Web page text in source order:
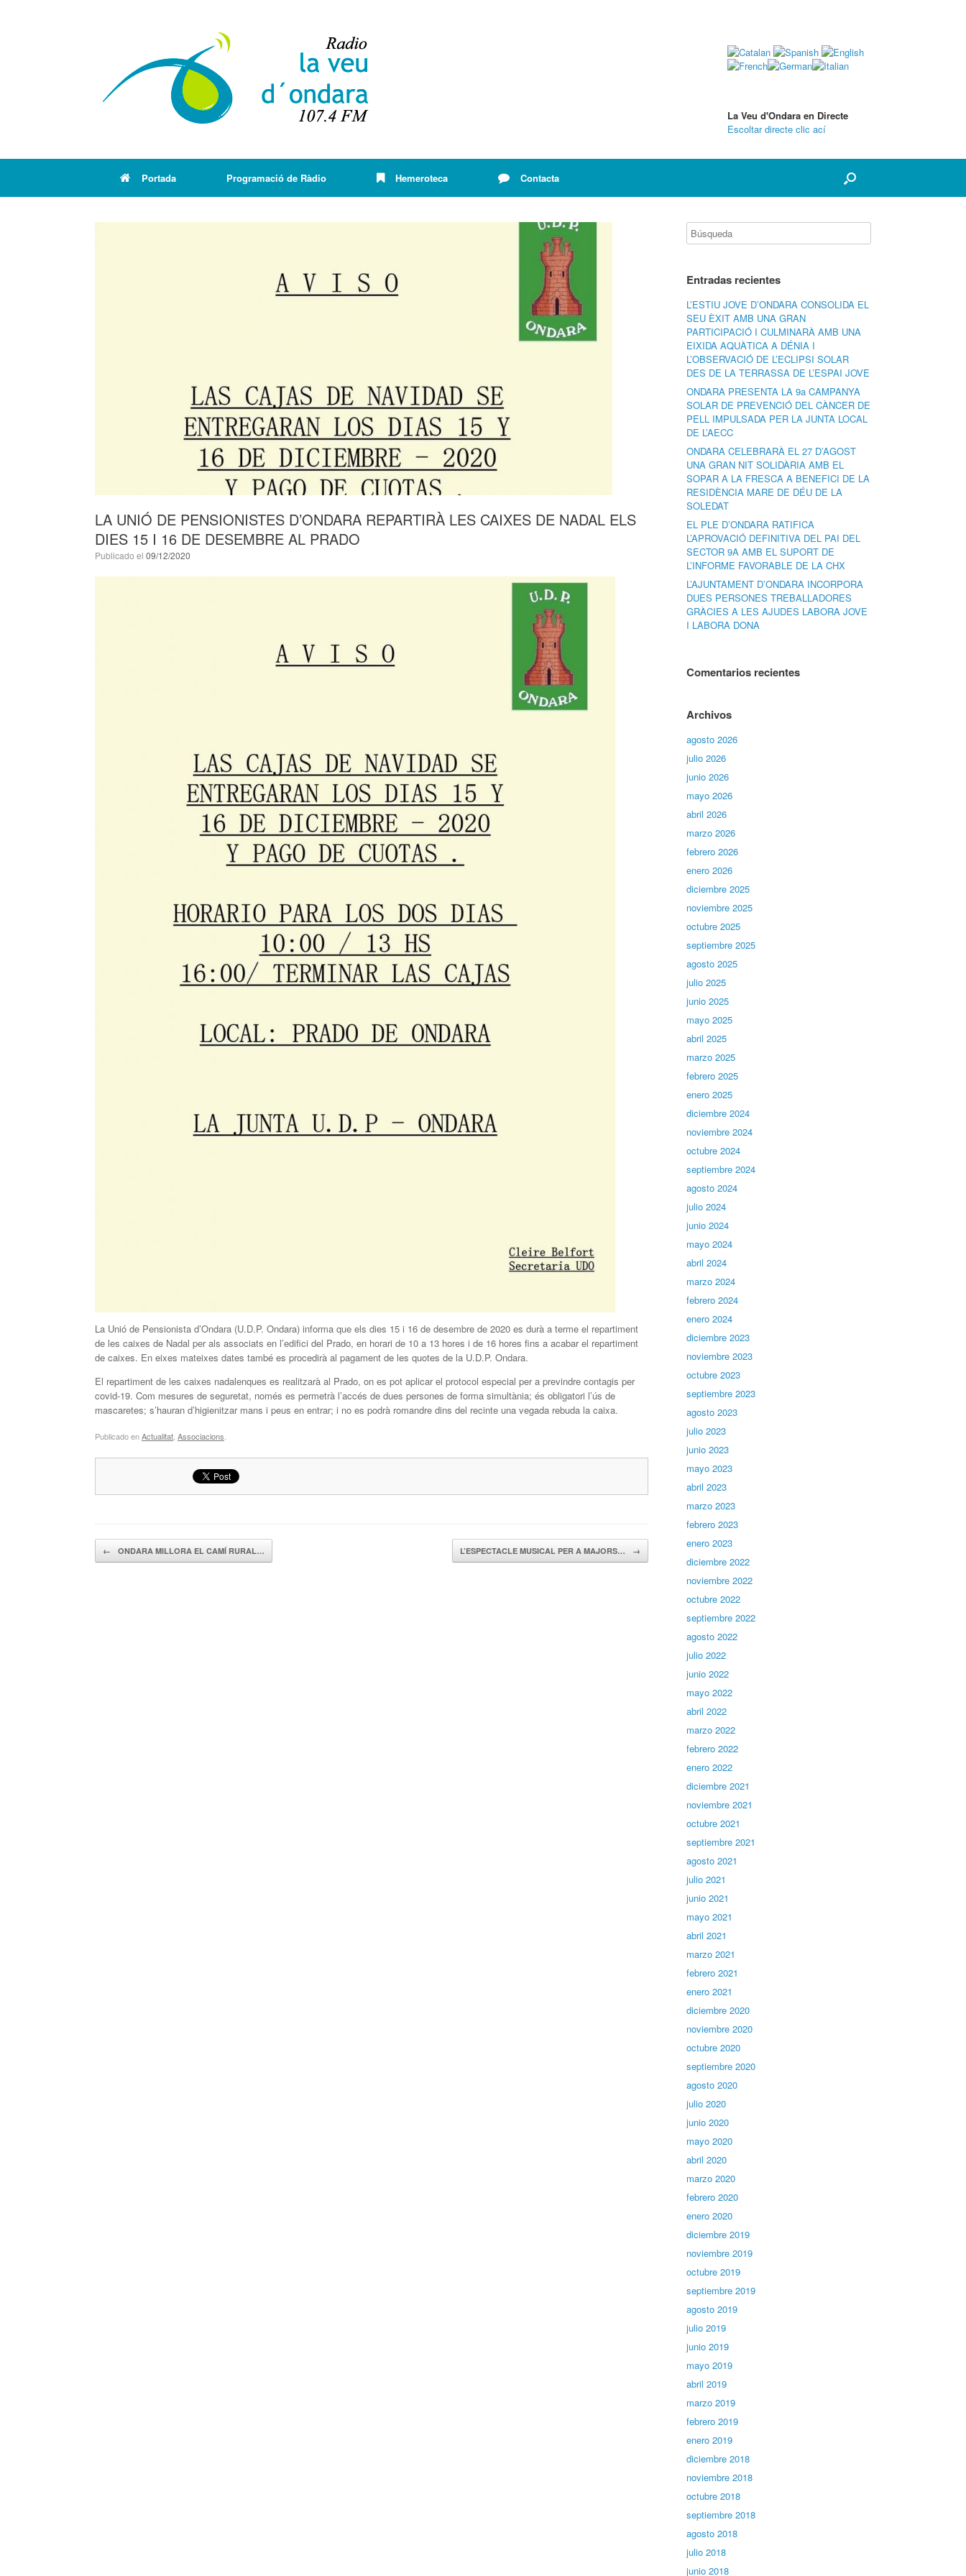
La Veu d'Ondara en Directe
Escoltar directe clic ací
Portada Programació de Ràdio Hemeroteca Contacta
LA UNIÓ DE PENSIONISTES D’ONDARA REPARTIRÀ LES CAIXES DE NADAL ELS
DIES 15 I 16 DE DESEMBRE AL PRADO
Publicado el 09/12/2020
La Unió de Pensionista d’Ondara (U.D.P. Ondara) informa que els dies 15 i 16 de desembre de 2020 es durà a terme el repartiment
de les caixes de Nadal per als associats en l’edifici del Prado, en horari de 10 a 13 hores i de 16 hores fins a acabar el repartiment
de caixes. En eixes mateixes dates també es procedirà al pagament de les quotes de la U.D.P. Ondara.
El repartiment de les caixes nadalenques es realitzarà al Prado, on es pot aplicar el protocol especial per a previndre contagis per
covid-19. Com mesures de seguretat, només es permetrà l’accés de dues persones de forma simultània; és obligatori l’ús de
mascaretes; s’hauran d’higienitzar mans i peus en entrar; i no es podrà romandre dins del recinte una vegada rebuda la caixa.
Publicado enActualitat Associacions
Navegador de artículos
← ONDARA MILLORA EL CAMÍ RURAL… L’ESPECTACLE MUSICAL PER A MAJORS… →
Entradas recientes
L’ESTIU JOVE D’ONDARA CONSOLIDA EL
SEU ÈXIT AMB UNA GRAN
PARTICIPACIÓ I CULMINARÀ AMB UNA
EIXIDA AQUÀTICA A DÉNIA I
L’OBSERVACIÓ DE L’ECLIPSI SOLAR
DES DE LA TERRASSA DE L’ESPAI JOVE
ONDARA PRESENTA LA 9a CAMPANYA
SOLAR DE PREVENCIÓ DEL CÀNCER DE
PELL IMPULSADA PER LA JUNTA LOCAL
DE L’AECC
ONDARA CELEBRARÀ EL 27 D’AGOST
UNA GRAN NIT SOLIDÀRIA AMB EL
SOPAR A LA FRESCA A BENEFICI DE LA
RESIDÈNCIA MARE DE DÉU DE LA
SOLEDAT
EL PLE D’ONDARA RATIFICA
L’APROVACIÓ DEFINITIVA DEL PAI DEL
SECTOR 9A AMB EL SUPORT DE
L’INFORME FAVORABLE DE LA CHX
L’AJUNTAMENT D’ONDARA INCORPORA
DUES PERSONES TREBALLADORES
GRÀCIES A LES AJUDES LABORA JOVE
I LABORA DONA
Comentarios recientes
Archivos
agosto 2026
julio 2026
junio 2026
mayo 2026
abril 2026
marzo 2026
febrero 2026
enero 2026
diciembre 2025
noviembre 2025
octubre 2025
septiembre 2025
agosto 2025
julio 2025
junio 2025
mayo 2025
abril 2025
marzo 2025
febrero 2025
enero 2025
diciembre 2024
noviembre 2024
octubre 2024
septiembre 2024
agosto 2024
julio 2024
junio 2024
mayo 2024
abril 2024
marzo 2024
febrero 2024
enero 2024
diciembre 2023
noviembre 2023
octubre 2023
septiembre 2023
agosto 2023
julio 2023
junio 2023
mayo 2023
abril 2023
marzo 2023
febrero 2023
enero 2023
diciembre 2022
noviembre 2022
octubre 2022
septiembre 2022
agosto 2022
julio 2022
junio 2022
mayo 2022
abril 2022
marzo 2022
febrero 2022
enero 2022
diciembre 2021
noviembre 2021
octubre 2021
septiembre 2021
agosto 2021
julio 2021
junio 2021
mayo 2021
abril 2021
marzo 2021
febrero 2021
enero 2021
diciembre 2020
noviembre 2020
octubre 2020
septiembre 2020
agosto 2020
julio 2020
junio 2020
mayo 2020
abril 2020
marzo 2020
febrero 2020
enero 2020
diciembre 2019
noviembre 2019
octubre 2019
septiembre 2019
agosto 2019
julio 2019
junio 2019
mayo 2019
abril 2019
marzo 2019
febrero 2019
enero 2019
diciembre 2018
noviembre 2018
octubre 2018
septiembre 2018
agosto 2018
julio 2018
junio 2018